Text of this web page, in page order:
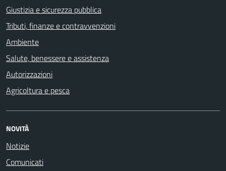
Giustizia e sicurezza pubblica
Tributi, finanze e contravvenzioni
Ambiente
Salute, benessere e assistenza
Autorizzazioni
Agricoltura e pesca
NOVITÀ
Notizie
Comunicati